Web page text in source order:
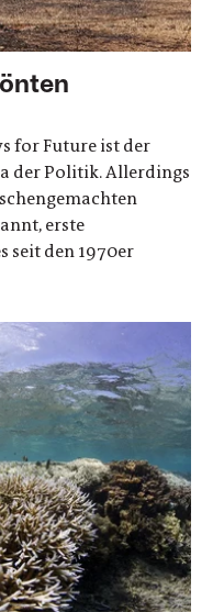
for Future ist der
der Politik. Allerdings
erste
seit den 1970er